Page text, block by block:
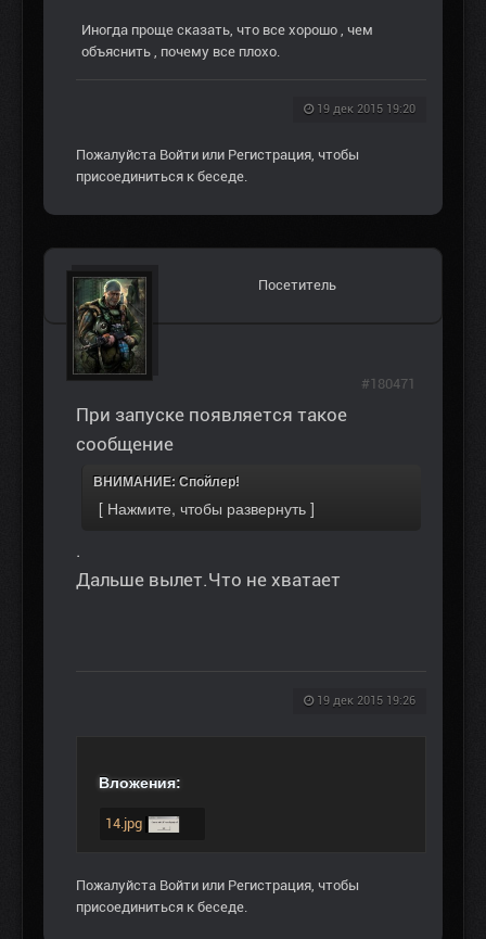
Иногда проще сказать, что все хорошо , чем
объяснить , почему все плохо.
19 дек 2015 19:20
Пожалуйста Войти или Регистрация , чтобы
присоединиться к беседе.
Посетитель
При запуске появляется такое
сообщение
ВНИМАНИЕ: Спойлер!
.
Дальше вылет.Что не хватает
19 дек 2015 19:26
#180471
Вложения:
14.jpg
Пожалуйста Войти или Регистрация , чтобы
присоединиться к беседе.